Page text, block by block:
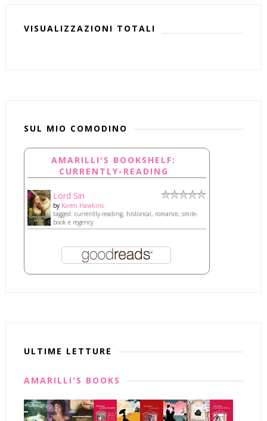
VISUALIZZAZIONI TOTALI
SUL MIO COMODINO
AMARILLI'S BOOKSHELF:
CURRENTLY-READING
Lord Sin
by Karen Hawkins
tagged: currently-reading, historical, romance, smile-
book e regency
ULTIME LETTURE
AMARILLI'S BOOKS